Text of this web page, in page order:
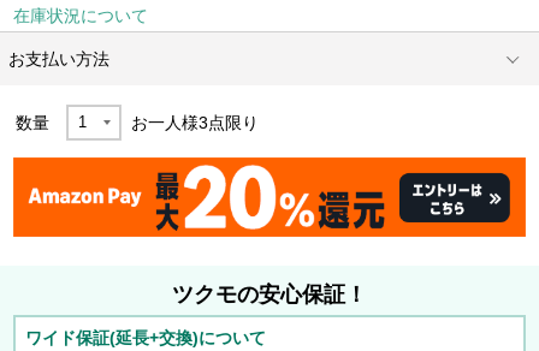
在庫状況について
お支払い方法
数量 お一人様3点限り
ツクモの安心保証！
ワイド保証(延長+交換)について